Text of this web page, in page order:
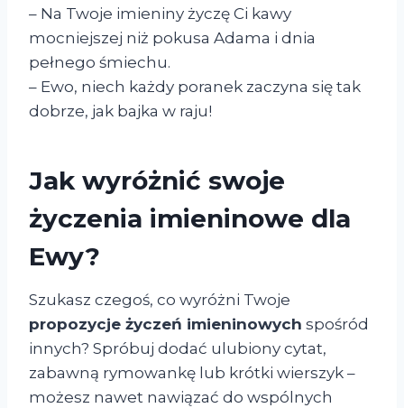
– Na Twoje imieniny życzę Ci kawy
mocniejszej niż pokusa Adama i dnia
pełnego śmiechu.
– Ewo, niech każdy poranek zaczyna się tak
dobrze, jak bajka w raju!
Jak wyróżnić swoje
życzenia imieninowe dla
Ewy?
Szukasz czegoś, co wyróżni Twoje
propozycje życzeń imieninowych spośród
innych? Spróbuj dodać ulubiony cytat,
zabawną rymowankę lub krótki wierszyk –
możesz nawet nawiązać do wspólnych